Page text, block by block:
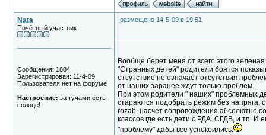
Nata
Почётный участник
Сообщения: 1884
Зарегистрирован: 11-4-09
Пользователя нет на форуме
Настроение: за тучами есть
солнце!
размещено 14-5-09 в 19:51
Вообще берет меня от всего этого
"Странных детей" родители боятся
отсутствие не означает отсутствия
от наших заранее ждут только проблем.
При этом родители " наших" проблемных
стараются подобрать режим без напряга,
rozab, насчет сопровождения абсолютно
классов где есть дети с РДА. СГДВ, и тп. И
"проблему" дабы все успокоились.